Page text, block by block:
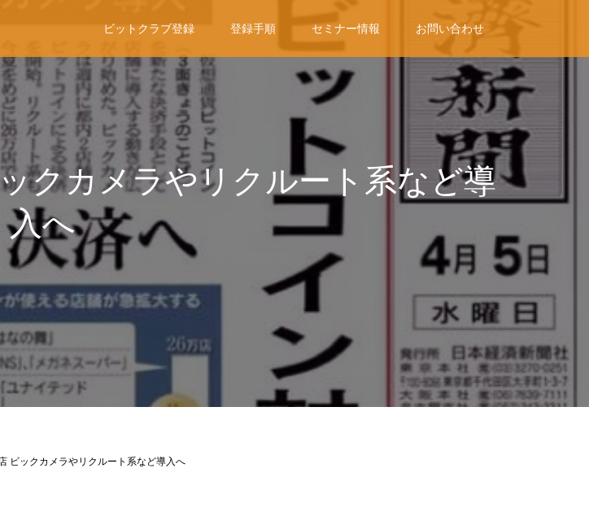
ビットクラブ登録 登録手順 セミナー情報 お問い合わせ
クカメラやリクルート系など導
入へ
ビックカメラやリクルート系など導入へ